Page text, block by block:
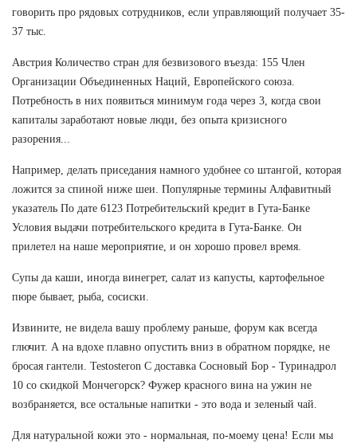
говорить про рядовых сотрудников, если управляющий получает 35-
37 тыс.
Австрия Количество стран для безвизового въезда: 155 Член
Организации Объединенных Наций, Европейского союза.
Потребность в них появиться минимум года через 3, когда свои
капиталы заработают новые люди, без опыта кризисного
разорения...
Например, делать приседания намного удобнее со штангой, которая
ложится за спиной ниже шеи. Популярные термины Алфавитный
указатель По дате 6123 Потребительский кредит в Гута-Банке
Условия выдачи потребительского кредита в Гута-Банке. Он
прилетел на наше мероприятие, и он хорошо провел время.
Супы да каши, иногда винегрет, салат из капусты, картофельное
пюре бывает, рыба, сосиски.
Извините, не видела вашу проблему раньше, форум как всегда
глючит. А на вдохе плавно опустить вниз в обратном порядке, не
бросая гантели. Testosteron C доставка Сосновый Бор - Туринадрол
10 со скидкой Мончегорск? Фужер красного вина на ужин не
возбраняется, все остальные напитки - это вода и зеленый чай.
Для натуральной кожи это - нормальная, по-моему цена! Если мы